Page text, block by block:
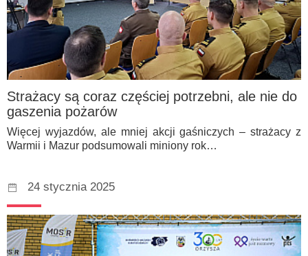
Strażacy są coraz częściej potrzebni, ale nie do
gaszenia pożarów
Więcej wyjazdów, ale mniej akcji gaśniczych – strażacy z
Warmii i Mazur podsumowali miniony rok…
24 stycznia 2025